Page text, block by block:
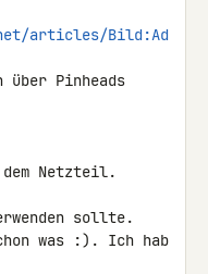
articles/Bild:Ad
Pinheads
dem Netzteil.
sollte.
was :). Ich hab